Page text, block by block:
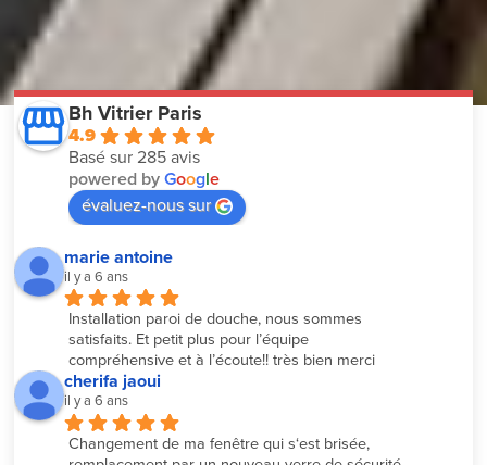
Bh Vitrier Paris
4.9
Basé sur 285 avis
powered byGoogle
évaluez-nous sur
marie antoine
il y a 6 ans
Installation paroi de douche, nous sommes
satisfaits. Et petit plus pour l’équipe
compréhensive et à l’écoute!! très bien merci
cherifa jaoui
il y a 6 ans
Changement de ma fenêtre qui s‘est brisée,